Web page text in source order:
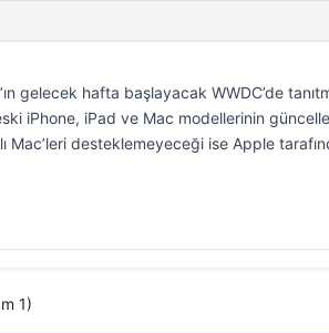
gelecek hafta başlayacak WWDC’de
iPhone, iPad ve Mac modellerinin
Mac’leri desteklemeyeceği ise Apple
1)